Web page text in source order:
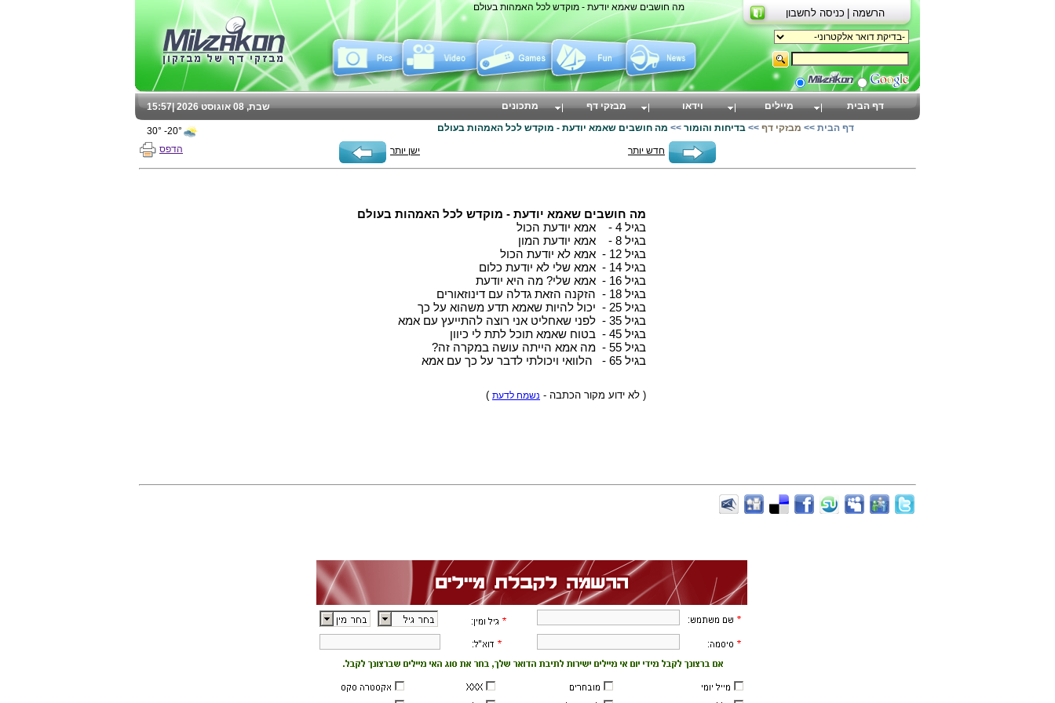
מה חושבים שאמא יודעת - מוקדש לכל האמהות בעולם
חדש יותר ישן יותר
מה חושבים שאמא יודעת - מוקדש לכל האמהות בעולם
בגיל 4 - אמא יודעת הכול
בגיל 8 - אמא יודעת המון
בגיל 12 - אמא לא יודעת הכול
בגיל 14 - אמא שלי לא יודעת כלום
בגיל 16 - אמא שלי? מה היא יודעת
בגיל 18 - הזקנה הזאת גדלה עם דינוזאורים
בגיל 25 - יכול להיות שאמא תדע משהוא על כך
בגיל 35 - לפני שאחליט אני רוצה להתייעץ עם אמא
בגיל 45 - בטוח שאמא תוכל לתת לי כיוון
בגיל 55 - מה אמא הייתה עושה במקרה זה?
בגיל 65 - הלוואי ויכולתי לדבר על כך עם אמא
( לא ידוע מקור הכתבה - נשמח לדעת )
הדפס
15:57 שבת, 08 אוגוסט 2026 | דף הבית מיילים וידאו מבזקי דף מתכונים
20°- 30° דף הבית >> מבזקי דף >> בדיחות והומור >> מה חושבים שאמא יודעת - מוקדש לכל האמהות בעולם
הרשמה | כניסה לחשבון